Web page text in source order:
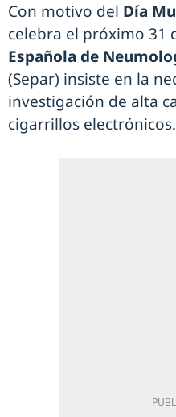
Con motivo del Día
celebra el próximo 31
Española de
(Separ) insiste en la
investigación de alta
cigarrillos electrónicos.